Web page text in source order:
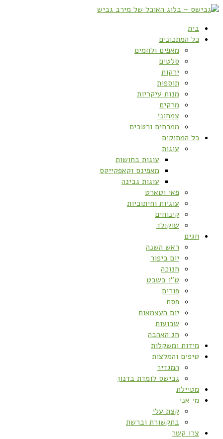
בית
כל המתכונים
מאפים ולחמים
סלטים
ירקות
תוספות
מנות עיקריות
מרקים
צמחוני
ממרחים ורטבים
כל המתוקים
עוגות
עוגות בחושות
מאפינס וקאפקייקס
עוגות גבינה
פאי וטארט
עוגיות וחיתוכיות
קינוחים
שוקולד
חגים
ראש השנה
יום כיפור
חנוכה
ט”ו בשבט
פורים
פסח
יום העצמאות
שבועות
חג האהבה
מידות ומשקלות
טיפים והמלצות
המגדיר
גבישס לומדת בדנון
מטיילת
מי אני
קצת עלי
בתקשורת וברשת
צרו קשר